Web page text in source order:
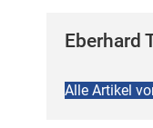
Eberhard
Alle Artikel